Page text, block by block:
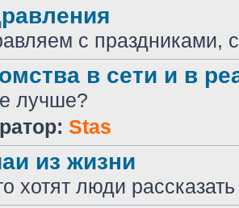
с праздниками,
в сети и в
лучше?
Stas
из жизни
хотят люди